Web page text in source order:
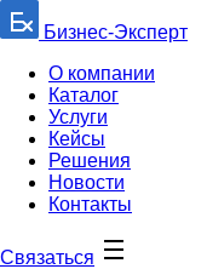
Бизнес-Эксперт
О компании
Каталог
Услуги
Кейсы
Решения
Новости
Контакты
Связаться